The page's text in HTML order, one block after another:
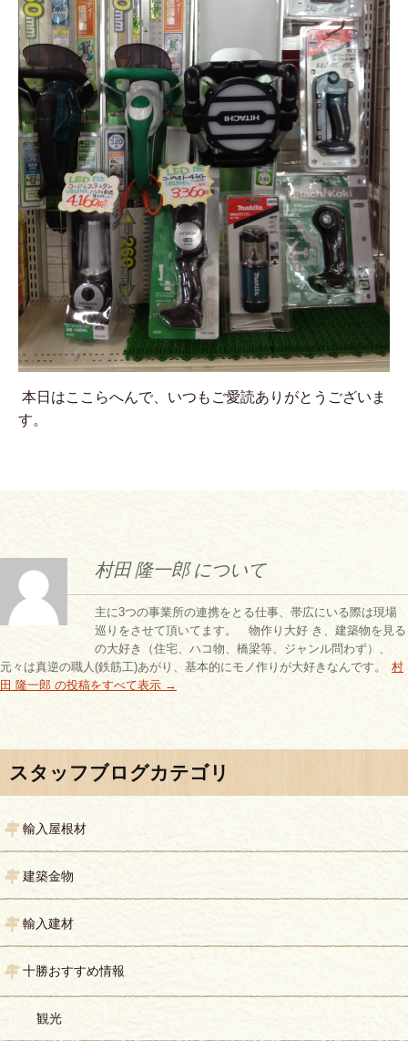
本日はここらへんで、いつもご愛読ありがとうございま
す。
村田 隆一郎 について
主に3つの事業所の連携をとる仕事、帯広にいる際は現場
巡りをさせて頂いてます。 物作り大好 き、建築物を見る
の大好き（住宅、ハコ物、橋梁等、ジャンル問わず）、
元々は真逆の職人(鉄筋工)あがり、基本的にモノ作りが大好きなんです。
村
田 隆一郎 の投稿をすべて表示 →
投稿ナビゲーション
スタッフブログカテゴリ
輸入屋根材
建築金物
輸入建材
十勝おすすめ情報
観光